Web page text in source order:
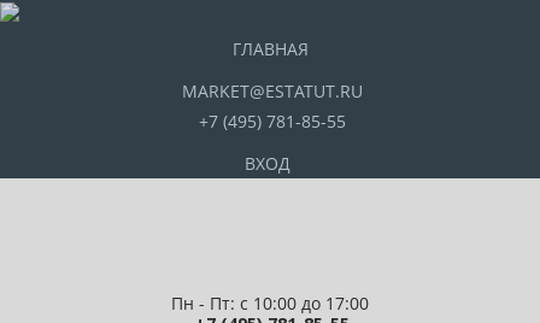
ГЛАВНАЯ
MARKET@ESTATUT.RU
+7 (495) 781-85-55
ВХОД
Пн - Пт: с 10:00 до 17:00